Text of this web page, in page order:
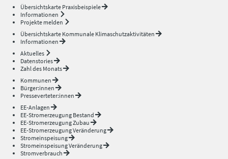
Übersichtskarte Praxisbeispiele
Informationen
Projekte melden
Übersichtskarte Kommunale Klimaschutzaktivitäten
Informationen
Aktuelles
Datenstories
Zahl des Monats
Kommunen
Bürger:innen
Presseverteter:innen
EE-Anlagen
EE-Stromerzeugung Bestand
EE-Stromerzeugung Zubau
EE-Stromerzeugung Veränderung
Stromeinspeisung
Stromeinspeisung Veränderung
Stromverbrauch